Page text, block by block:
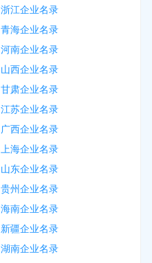
浙江企业名录
青海企业名录
河南企业名录
山西企业名录
甘肃企业名录
江苏企业名录
广西企业名录
上海企业名录
山东企业名录
贵州企业名录
海南企业名录
新疆企业名录
湖南企业名录